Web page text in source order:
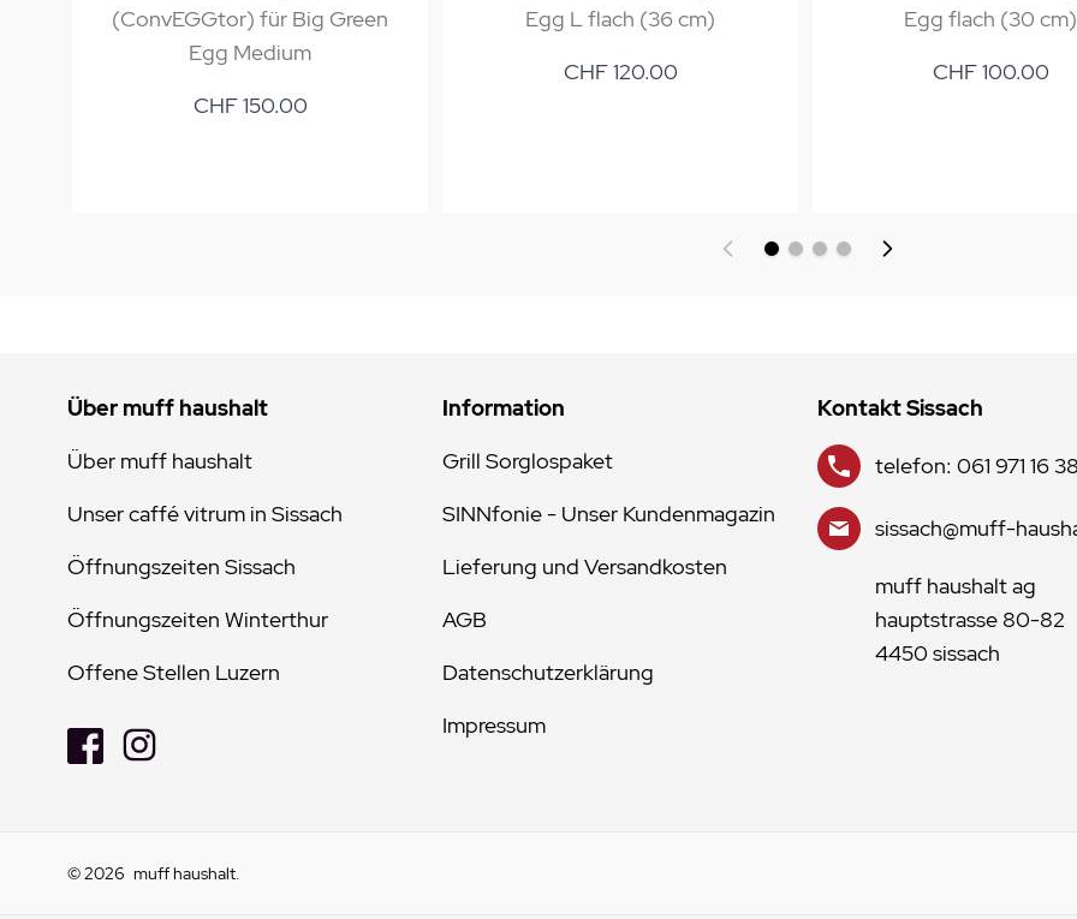
(ConvEGGtor) für Big Green
Egg Medium
CHF 150.00
Egg L flach (36 cm)
CHF 120.00
Egg flach (30 cm)
CHF 100.00
Über muff haushalt
Über muff haushalt
Unser caffé vitrum in Sissach
Öffnungszeiten Sissach
Öffnungszeiten Winterthur
Offene Stellen Luzern
Information
Grill Sorglospaket
SINNfonie - Unser Kundenmagazin
Lieferung und Versandkosten
AGB
Datenschutzerklärung
Impressum
Kontakt Sissach
telefon: 061 971 16 38
sissach@muff-
muff haushalt ag
hauptstrasse 80-82
4450 sissach
© 2026 muff haushalt.